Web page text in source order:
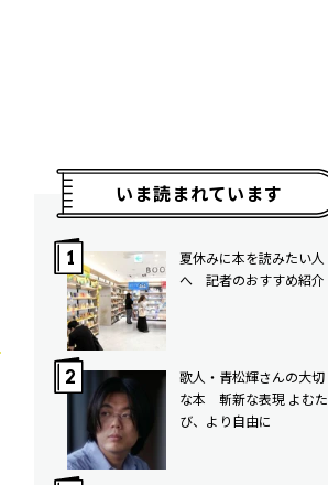
いま読まれています
夏休みに本を読みたい人
へ 記者のおすすめ紹介
歌人・青松輝さんの大切
な本 斬新な表現 よむた
び、より自由に